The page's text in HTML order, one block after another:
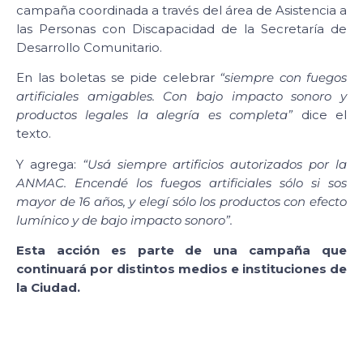
campaña coordinada a través del área de Asistencia a
las Personas con Discapacidad de la Secretaría de
Desarrollo Comunitario.
En las boletas se pide celebrar “siempre con fuegos
artificiales amigables. Con bajo impacto sonoro y
productos legales la alegría es completa” dice el
texto.
Y agrega: “Usá siempre artificios autorizados por la
ANMAC. Encendé los fuegos artificiales sólo si sos
mayor de 16 años, y elegí sólo los productos con efecto
lumínico y de bajo impacto sonoro”.
Esta acción es parte de una campaña que
continuará por distintos medios e instituciones de
la Ciudad.